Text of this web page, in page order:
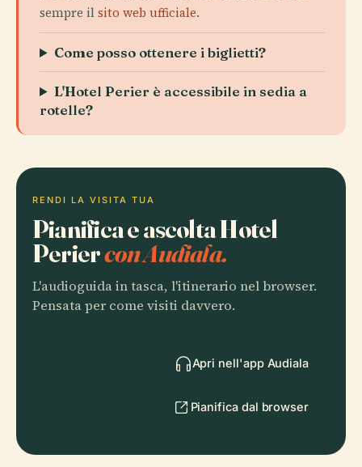
sempre ilsito web ufficiale.
Come posso ottenere i biglietti?
L'Hotel Perier è accessibile in sedia a
rotelle?
RENDI LA VISITA TUA
Pianifica e ascolta Hotel
Periercon Audiala.
L'audioguida in tasca, l'itinerario nel browser.
Pensata per come visiti davvero.
Apri nell'app Audiala
Pianifica dal browser